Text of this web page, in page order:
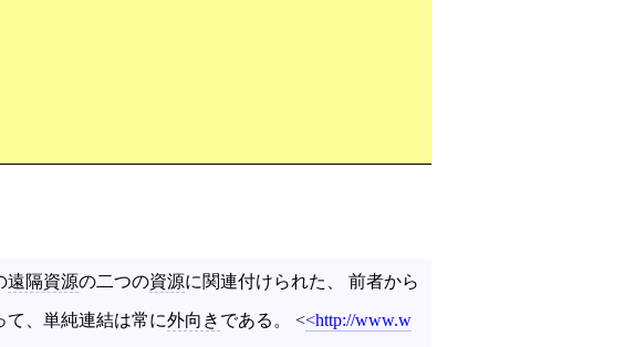
遠隔資源の二つの資源に関連付けられた、 前者から
て、単純連結は常に外向き である。 < http://www.w